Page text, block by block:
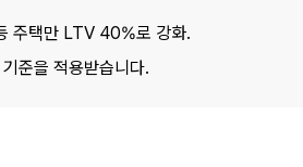
주택만 LTV 40%로 강화.
준을 적용받습니다.